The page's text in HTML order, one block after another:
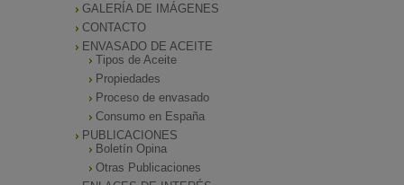
GALERÍA DE IMÁGENES
CONTACTO
ENVASADO DE ACEITE
Tipos de Aceite
Propiedades
Proceso de envasado
Consumo en España
PUBLICACIONES
Boletín Opina
Otras Publicaciones